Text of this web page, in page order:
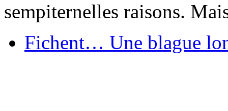
sempiternelles raisons.
Fichent… Une blague